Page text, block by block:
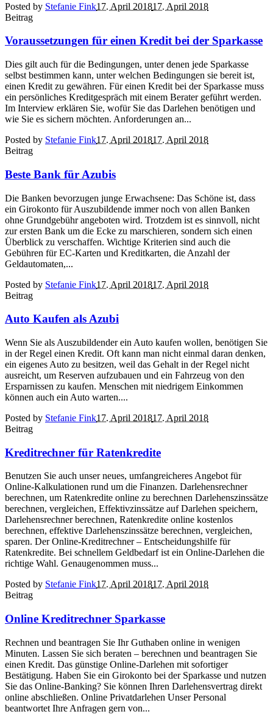
Posted by Stefanie Fink17. April 201817. April 2018
Beitrag
Voraussetzungen für einen Kredit bei der Sparkasse
Dies gilt auch für die Bedingungen, unter denen jede Sparkasse
selbst bestimmen kann, unter welchen Bedingungen sie bereit ist,
einen Kredit zu gewähren. Für einen Kredit bei der Sparkasse muss
ein persönliches Kreditgespräch mit einem Berater geführt werden.
Im Interview erklären Sie, wofür Sie das Darlehen benötigen und
wie Sie es sichern möchten. Anforderungen an...
Posted by Stefanie Fink17. April 201817. April 2018
Beitrag
Beste Bank für Azubis
Die Banken bevorzugen junge Erwachsene: Das Schöne ist, dass
ein Girokonto für Auszubildende immer noch von allen Banken
ohne Grundgebühr angeboten wird. Trotzdem ist es sinnvoll, nicht
zur ersten Bank um die Ecke zu marschieren, sondern sich einen
Überblick zu verschaffen. Wichtige Kriterien sind auch die
Gebühren für EC-Karten und Kreditkarten, die Anzahl der
Geldautomaten,...
Posted by Stefanie Fink17. April 201817. April 2018
Beitrag
Auto Kaufen als Azubi
Wenn Sie als Auszubildender ein Auto kaufen wollen, benötigen Sie
in der Regel einen Kredit. Oft kann man nicht einmal daran denken,
ein eigenes Auto zu besitzen, weil das Gehalt in der Regel nicht
ausreicht, um Reserven aufzubauen und ein Fahrzeug von den
Ersparnissen zu kaufen. Menschen mit niedrigem Einkommen
können auch ein Auto warten....
Posted by Stefanie Fink17. April 201817. April 2018
Beitrag
Kreditrechner für Ratenkredite
Benutzen Sie auch unser neues, umfangreicheres Angebot für
Online-Kalkulationen rund um die Finanzen. Darlehensrechner
berechnen, um Ratenkredite online zu berechnen Darlehenszinssätze
berechnen, vergleichen, Effektivzinssätze auf Darlehen speichern,
Darlehensrechner berechnen, Ratenkredite online kostenlos
berechnen, effektive Darlehenszinssätze berechnen, vergleichen,
sparen. Der Online-Kreditrechner – Entscheidungshilfe für
Ratenkredite. Bei schnellem Geldbedarf ist ein Online-Darlehen die
richtige Wahl. Genaugenommen muss...
Posted by Stefanie Fink17. April 201817. April 2018
Beitrag
Online Kreditrechner Sparkasse
Rechnen und beantragen Sie Ihr Guthaben online in wenigen
Minuten. Lassen Sie sich beraten – berechnen und beantragen Sie
einen Kredit. Das günstige Online-Darlehen mit sofortiger
Bestätigung. Haben Sie ein Girokonto bei der Sparkasse und nutzen
Sie das Online-Banking? Sie können Ihren Darlehensvertrag direkt
online abschließen. Online Privatdarlehen Unser Personal
beantwortet Ihre Anfragen gern von...